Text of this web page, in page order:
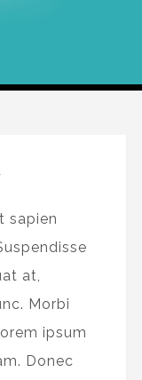
sapien
at,
Morbi
ipsum
Donec